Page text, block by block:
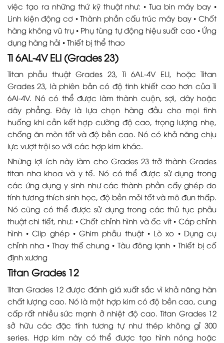
việc tạo ra những thứ kỹ thuật như: • Tua bin máy bay •
Linh kiện động cơ • Thành phần cấu trúc máy bay • Chốt
hàng không vũ trụ • Phụ tùng tự động hiệu suất cao • Ứng
dụng hàng hải • Thiết bị thể thao
Ti 6AL-4V ELI (Grades 23)
Titan phẫu thuật Grades 23, Ti 6AL-4V ELI, hoặc Titan
Grades 23, là phiên bản có độ tinh khiết cao hơn của Ti
6Al-4V. Nó có thể được làm thành cuộn, sợi, dây hoặc
dây phẳng. Đây là lựa chọn hàng đầu cho mọi tình
huống khi cần kết hợp cường độ cao, trọng lượng nhẹ,
chống ăn mòn tốt và độ bền cao. Nó có khả năng chịu
lực vượt trội so với các hợp kim khác.
Những lợi ích này làm cho Grades 23 trở thành Grades
titan nha khoa và y tế. Nó có thể được sử dụng trong
các ứng dụng y sinh như các thành phần cấy ghép do
tính tương thích sinh học, độ bền mỏi tốt và mô đun thấp.
Nó cũng có thể được sử dụng trong các thủ tục phẫu
thuật chi tiết, như: • Chốt chỉnh hình và ốc vít • Cáp chỉnh
hình • Clip ghép • Ghim phẫu thuật • Lò xo • Dụng cụ
chỉnh nha • Thay thế chung • Tàu đông lạnh • Thiết bị cố
định xương
Titan Grades 12
Titan Grades 12 được đánh giá xuất sắc vì khả năng hàn
chất lượng cao. Nó là một hợp kim có độ bền cao, cung
cấp rất nhiều sức mạnh ở nhiệt độ cao. Titan Grades 12
sở hữu các đặc tính tương tự như thép không gỉ 300
series. Hợp kim này có thể được tạo hình nóng hoặc